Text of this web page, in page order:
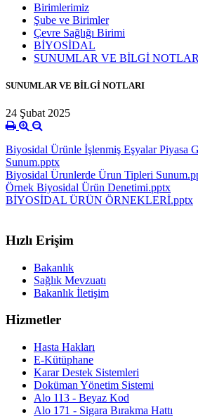
Birimlerimiz
Şube ve Birimler
Çevre Sağlığı Birimi
BİYOSİDAL
SUNUMLAR VE BİLGİ
SUNUMLAR VE BİLGİ NOTLARI
24 Şubat 2025
Biyosidal Ürünle İşlenmiş Eşyalar Piyasa
Sunum.pptx
Biyosidal Ürunlerde Ürun Tipleri
Örnek Biyosidal Ürün Denetimi.pptx
BİYOSİDAL ÜRÜN ÖRNEKLERİ.pptx
Hızlı Erişim
Bakanlık
Sağlık Mevzuatı
Bakanlık İletişim
Hizmetler
Hasta Hakları
E-Kütüphane
Karar Destek Sistemleri
Doküman Yönetim Sistemi
Alo 113 - Beyaz Kod
Alo 171 - Sigara Bırakma Hattı